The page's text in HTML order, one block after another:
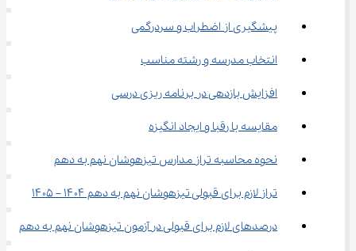
پیشگیری از اضطراب و سردرگمی
انتخاب مدرسه و رشته مناسب
افزایش بازدهی در برنامه ریزی درسی
مقایسه با رقبا و ایجاد انگیزه
نحوه محاسبه تراز مدارس تیزهوشان نهم به دهم
تراز لازم برای قبولی تیزهوشان نهم به دهم ۱۴۰۴ – ۱۴۰۵
درصدهای لازم برای قبولی در آزمون تیزهوشان نهم به دهم